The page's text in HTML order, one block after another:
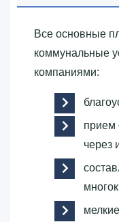
Все основные
коммунальные
компаниями:
прием
через